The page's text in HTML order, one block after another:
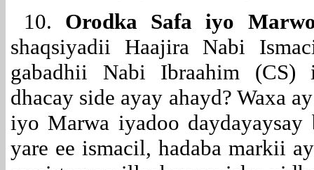
10. Orodka Safa iyo
shaqsiyadii Haajira Nabi
gabadhii Nabi Ibraahim
dhacay side ayay ahayd? Waxa
iyo Marwa iyadoo daydayaysay
yare ee ismacil, hadaba markii